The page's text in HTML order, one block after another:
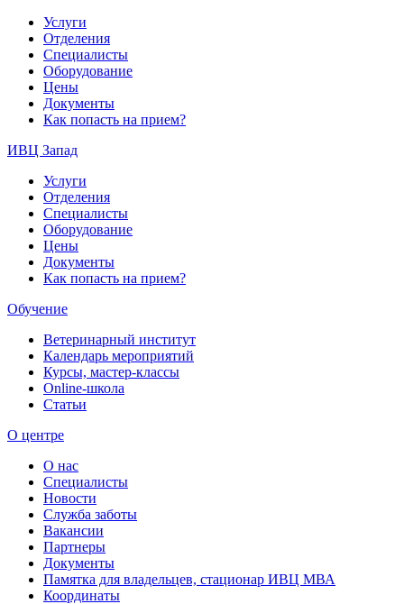
Услуги
Отделения
Специалисты
Оборудование
Цены
Документы
Как попасть на прием?
ИВЦ Запад
Услуги
Отделения
Специалисты
Оборудование
Цены
Документы
Как попасть на прием?
Обучение
Ветеринарный институт
Календарь мероприятий
Курсы, мастер-классы
Online-школа
Статьи
О центре
О нас
Специалисты
Новости
Служба заботы
Вакансии
Партнеры
Документы
Памятка для владельцев, стационар ИВЦ МВА
Координаты